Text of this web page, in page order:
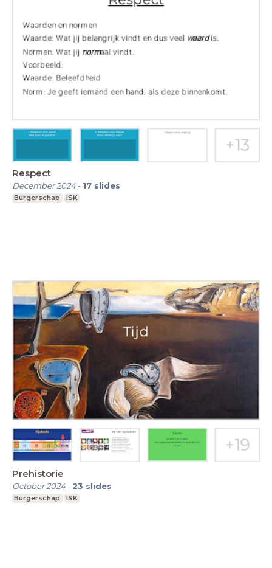
Respect
December 2024- 17 slides
Burgerschap ISK
Prehistorie
October 2024- 23 slides
Burgerschap ISK